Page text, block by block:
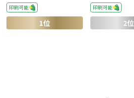
印刷可能
1位
印刷可能
2位